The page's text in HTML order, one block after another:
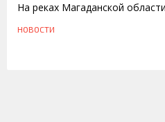
На реках Магаданской
НОВОСТИ